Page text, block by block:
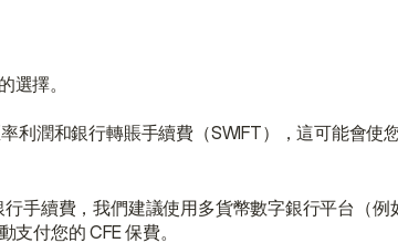
選擇。
利潤和銀行轉賬手續費（SWIFT），這可能會使
手續費，我們建議使用多貨幣數字銀行平台（例
付您的 CFE 保費。